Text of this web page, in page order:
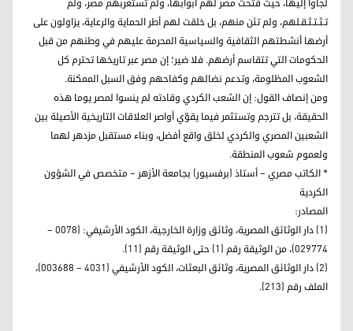
تـثـتـثـقـلهم، ولم تئن منهم، بل خلقت لهم أطر الحماية والرعاية، يزاولون على
أرضها أنشطتهم الثقافية والسياسية المحرمة عليهم في وطنهم من قبل
الحكومات التي تتقاسم أرضهم. فلا ضير؛ إن مصر عبر تاريخها تحترم كل
الشعوب المظلومة، وتدعم نضالهم وكفاحهم وفق السبل الممكنة.
ومن إنصاف القول: إن الشعب الكردي وقادته لم ينسوا لمصر يوما هذه
الحقيقة، بل تترجم وتستثمر فيما يقوّي أواصر العلاقات التاريخية الأصيلة بين
الشعبين المصري والكردي لخلق واقع أفضل، وبناء مستقبل مزدهر لهما
ولعموم شعوب المنطقة.
* الكاتب مصري – أستاذ (برفسيور) بجامعة الأزهر – متخصص في الشؤون
الكردية
المصادر:
(1) دار الوثائق المصرية، وثائق وزارة الخارجية، الكود الأرشيفي: (0078 –
029774)، من الوثيقة رقم (1) حتى الوثيقة رقم (11).
(2) دار الوثائق المصرية، وثائق البعثات، الكود الأرشيفي (4031 – 003688)،
الملف رقم (213).